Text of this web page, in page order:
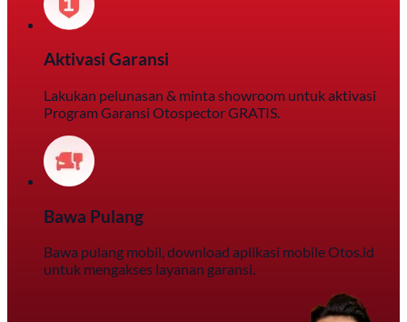
Aktivasi Garansi
Lakukan pelunasan & minta showroom untuk aktivasi
Program Garansi Otospector GRATIS.
Bawa Pulang
Bawa pulang mobil, download aplikasi mobile Otos.id
untuk mengakses layanan garansi.